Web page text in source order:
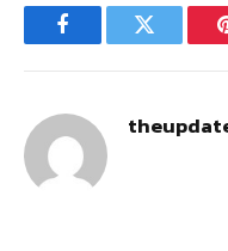
FacebookTwitter